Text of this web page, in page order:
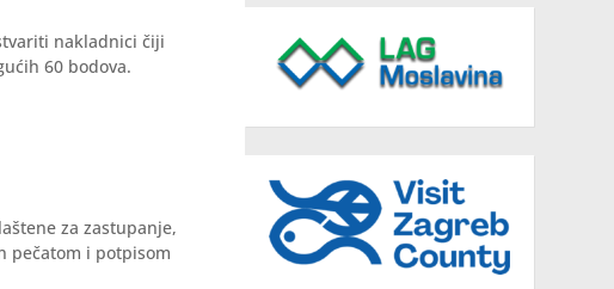
nakladnici čiji
60 bodova.
za zastupanje,
pečatom i potpisom